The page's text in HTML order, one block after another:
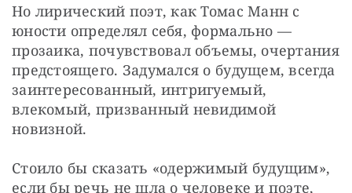
Но лирический поэт, как Томас Манн с
юности определял себя, формально —
прозаика, почувствовал объемы, очертания
предстоящего. Задумался о будущем, всегда
заинтересованный, интригуемый,
влекомый, призванный невидимой
новизной.
Стоило бы сказать «одержимый будущим»,
если бы речь не шла о человеке и поэте,